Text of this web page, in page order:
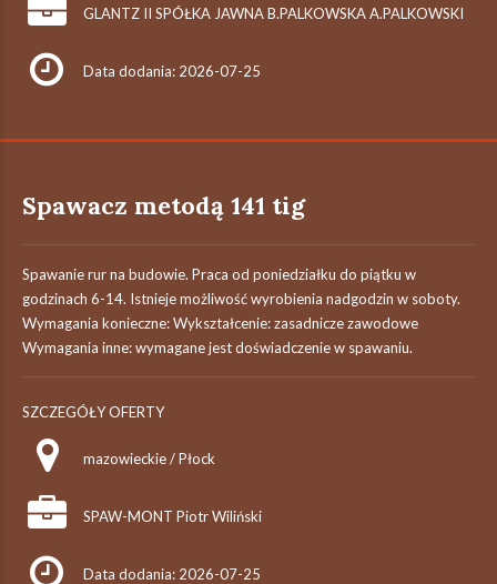
GLANTZ II SPÓŁKA JAWNA B.PALKOWSKA A.PALKOWSKI
Data dodania: 2026-07-25
Spawacz metodą 141 tig
Spawanie rur na budowie. Praca od poniedziałku do piątku w
godzinach 6-14. Istnieje możliwość wyrobienia nadgodzin w soboty.
Wymagania konieczne: Wykształcenie: zasadnicze zawodowe
Wymagania inne: wymagane jest doświadczenie w spawaniu.
SZCZEGÓŁY OFERTY
mazowieckie / Płock
SPAW-MONT Piotr Wiliński
Data dodania: 2026-07-25